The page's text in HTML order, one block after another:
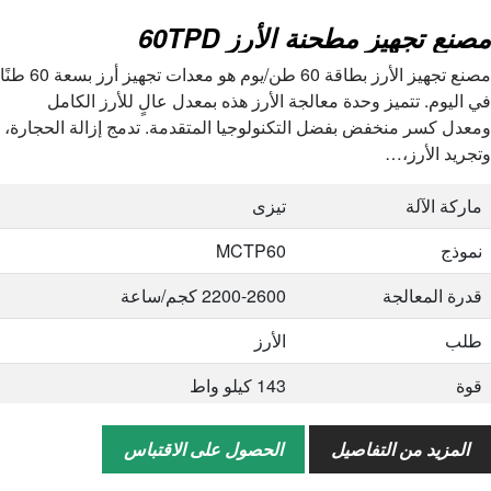
الحجم (الطول * العرض *
الارتفاع)
2640*2160*1500 مللي متر
وزن
900 كجم
نموذج
القدرة النظيفة الأولية
80 طن / ساعة
القدرة النظيفة
20 طن/ساعة
قوة
0.75*2 كيلو واط
الحجم (الطول * العرض *
الارتفاع)
2640*2460*1500 مللي متر
مصنع تجهيز مطحنة الأرز 60TPD
مصنع تجهيز الأرز بطاقة 60 طن/يوم هو معدات تجهيز أرز بسعة 60 طنًا
في اليوم. تتميز وحدة معالجة الأرز هذه بمعدل عالٍ للأرز الكامل
ومعدل كسر منخفض بفضل التكنولوجيا المتقدمة. تدمج إزالة الحجارة،
وتجريد الأرز،…
ماركة الآلة
تيزى
نموذج
MCTP60
قدرة المعالجة
2200-2600 كجم/ساعة
طلب
الأرز
قوة
143 كيلو واط
مقاس
13500*2900*4500 مللي متر
خدمة
التخصيص؛ خدمة ما بعد البيع؛ رسم
المزيد من التفاصيل الحصول على الاقتباس